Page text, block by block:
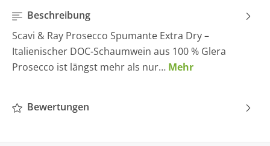
Beschreibung
Scavi & Ray Prosecco Spumante Extra Dry –
Italienischer DOC-Schaumwein aus 100 % Glera
Prosecco ist längst mehr als nur… Mehr
Bewertungen